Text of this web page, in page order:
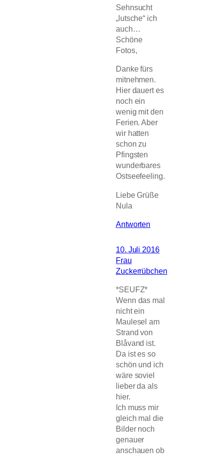
Sehnsucht
„lutsche“ ich
auch…
Schöne
Fotos,
Danke fürs
mitnehmen.
Hier dauert es
noch ein
wenig mit den
Ferien. Aber
wir hatten
schon zu
Pfingsten
wunderbares
Ostseefeeling.
Liebe Grüße
Nula
Antworten
10. Juli 2016
Frau
Zuckerrübchen
*SEUFZ*
Wenn das mal
nicht ein
Maulesel am
Strand von
Blåvand ist.
Da ist es so
schön und ich
wäre soviel
lieber da als
hier.
Ich muss mir
gleich mal die
Bilder noch
genauer
anschauen ob